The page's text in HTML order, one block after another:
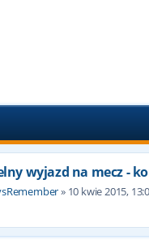
wyjazd na mecz -
» 10 kwie 2015,